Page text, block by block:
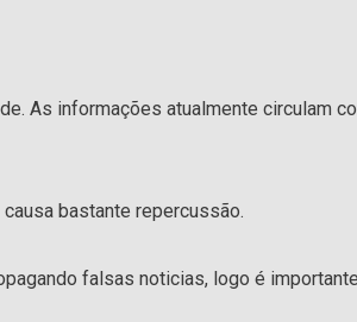
As informações atualmente circulam
bastante repercussão.
falsas noticias, logo é